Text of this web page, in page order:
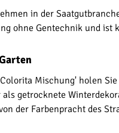
in der
ohne Gentechnik und ist
Mischung' holen
getrocknete
der Farbenpracht des